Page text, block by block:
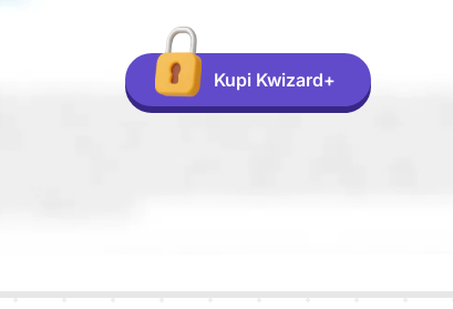
Kupi Kwizard+